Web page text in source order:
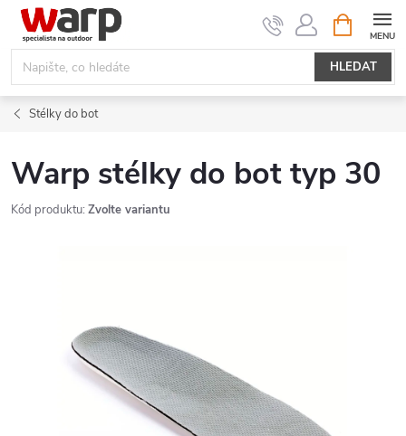
Přejít
obsah
HLEDAT
NÁKUPNÍ
KOŠÍK
Stélky do bot
Warp stélky do bot typ 30
Kód produktu: Zvolte variantu